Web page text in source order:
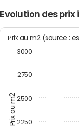
Evolution des
Prix au m2
Prix au m2
2250
2500
2750
3000